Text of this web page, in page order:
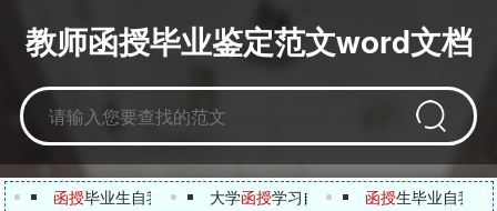
教师函授毕业鉴定范文word文档
函授毕业生自我 鉴定 2019.DOC
大学函授学习自我 鉴定 .DOC
函授生毕业自我